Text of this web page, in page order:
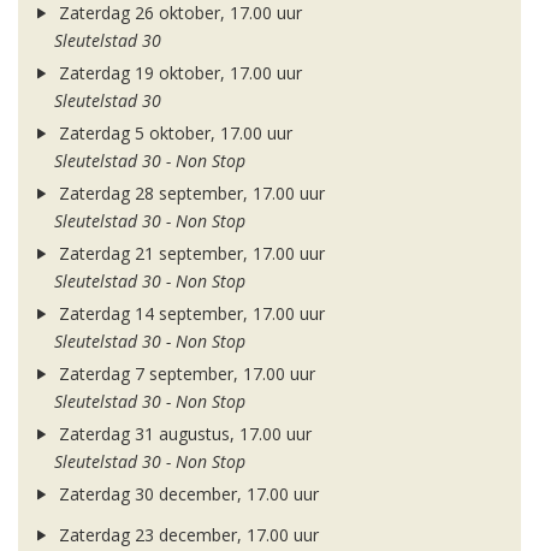
Zaterdag 26 oktober, 17.00 uur
Sleutelstad 30
Zaterdag 19 oktober, 17.00 uur
Sleutelstad 30
Zaterdag 5 oktober, 17.00 uur
Sleutelstad 30 - Non Stop
Zaterdag 28 september, 17.00 uur
Sleutelstad 30 - Non Stop
Zaterdag 21 september, 17.00 uur
Sleutelstad 30 - Non Stop
Zaterdag 14 september, 17.00 uur
Sleutelstad 30 - Non Stop
Zaterdag 7 september, 17.00 uur
Sleutelstad 30 - Non Stop
Zaterdag 31 augustus, 17.00 uur
Sleutelstad 30 - Non Stop
Zaterdag 30 december, 17.00 uur
Zaterdag 23 december, 17.00 uur